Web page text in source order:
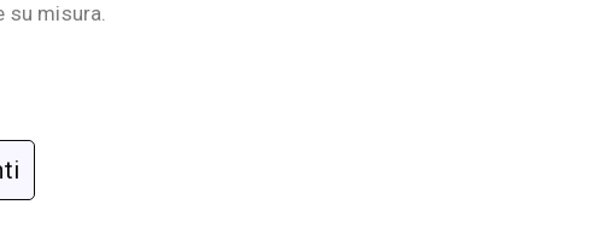
su misura.